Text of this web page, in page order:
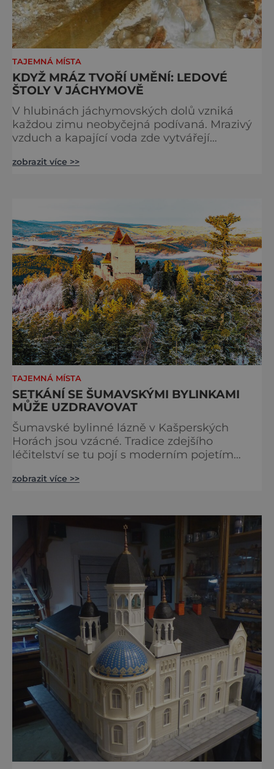
TAJEMNÁ MÍSTA
KDYŽ MRÁZ TVOŘÍ UMĚNÍ: LEDOVÉ
ŠTOLY V JÁCHYMOVĚ
V hlubinách jáchymovských dolů vzniká
každou zimu neobyčejná podívaná. Mrazivý
vzduch a kapající voda zde vytvářejí
křišťálové sochy. Toto jedinečné „ledové
zobrazit více >>
TAJEMNÁ MÍSTA
SETKÁNÍ SE ŠUMAVSKÝMI BYLINKAMI
MŮŽE UZDRAVOVAT
Šumavské bylinné lázně v Kašperských
Horách jsou vzácné. Tradice zdejšího
léčitelství se tu pojí s moderním pojetím
naprosto výjimečné a přitom vlastně totálně
přímo v historickém centru městečka
nedaleko řeky Otavy, po
zobrazit více >>